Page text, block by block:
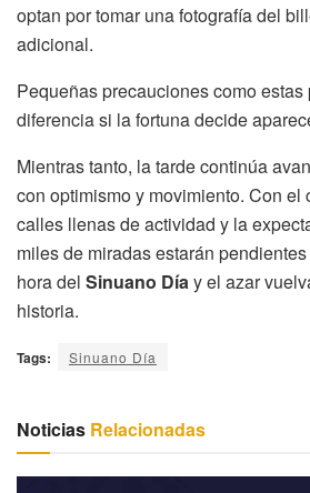
optan por tomar una fotografía del
adicional.
Pequeñas precauciones como
diferencia si la fortuna decide
Mientras tanto, la tarde continúa
con optimismo y movimiento. Con el
calles llenas de actividad y la
miles de miradas estarán
hora del Sinuano Díay el azar
historia.
Tags: Sinuano Día
Noticias Relacionadas